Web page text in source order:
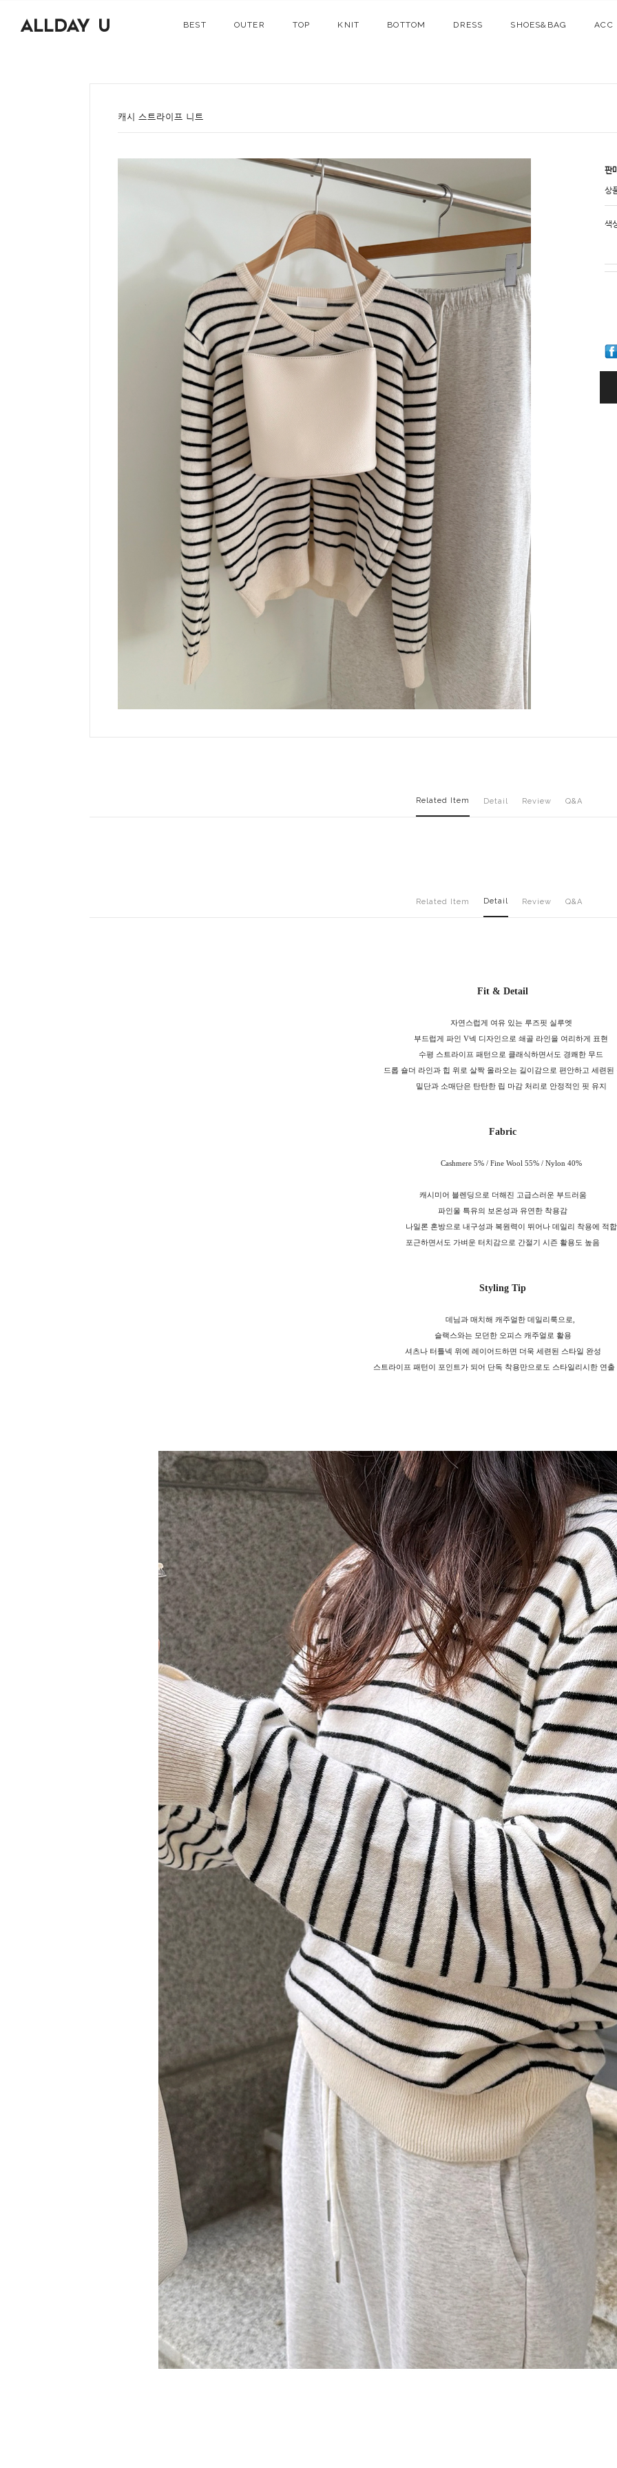
BEST OUTER TOP KNIT BOTTOM DRESS SHOES&BAG ACC
캐시 스트라이프 니트
판
상
색
Related Item Detail Review Q&A
Related Item Detail Review Q&A
Fit & Detail
자연스럽게 여유 있는 루즈핏 실루엣
부드럽게 파인 V넥 디자인으로 쇄골 라인을 여리하게 표현
수평 스트라이프 패턴으로 클래식하면서도 경쾌한 무드
드롭 숄더 라인과 힙 위로 살짝 올라오는 길이감으로 편안하고 세련된
밑단과 소매단은 탄탄한 립 마감 처리로 안정적인 핏 유지
Fabric
Cashmere 5% / Fine Wool 55% / Nylon 40%
캐시미어 블렌딩으로 더해진 고급스러운 부드러움
파인울 특유의 보온성과 유연한 착용감
나일론 혼방으로 내구성과 복원력이 뛰어나 데일리 착용에 적합
포근하면서도 가벼운 터치감으로 간절기 시즌 활용도 높음
Styling Tip
데님과 매치해 캐주얼한 데일리룩으로,
슬랙스와는 모던한 오피스 캐주얼로 활용
셔츠나 터틀넥 위에 레이어드하면 더욱 세련된 스타일 완성
스트라이프 패턴이 포인트가 되어 단독 착용만으로도 스타일리시한 연출